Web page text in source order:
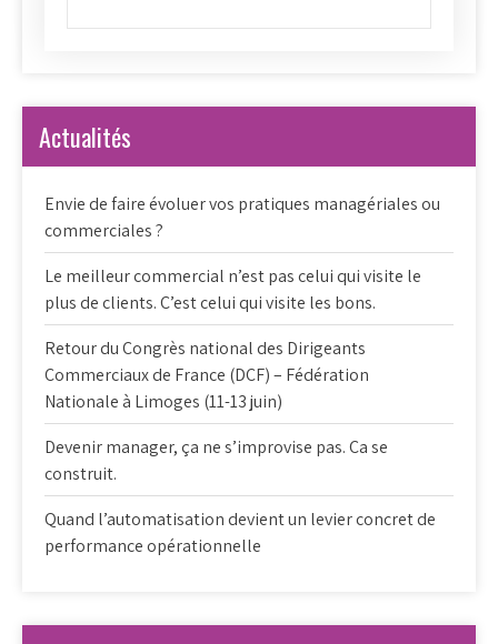
Actualités
Envie de faire évoluer vos pratiques managériales ou
commerciales ?
Le meilleur commercial n’est pas celui qui visite le
plus de clients. C’est celui qui visite les bons.
Retour du Congrès national des Dirigeants
Commerciaux de France (DCF) – Fédération
Nationale à Limoges (11-13 juin)
Devenir manager, ça ne s’improvise pas. Ca se
construit.
Quand l’automatisation devient un levier concret de
performance opérationnelle